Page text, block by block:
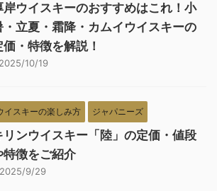
岸ウイスキーのおすすめはこれ！小
・立夏・霜降・カムイウイスキーの
価・特徴を解説！
2025/10/19
イスキーの楽しみ方 ジャパニーズ
リンウイスキー「陸」の定価・値段
特徴をご紹介
2025/9/29